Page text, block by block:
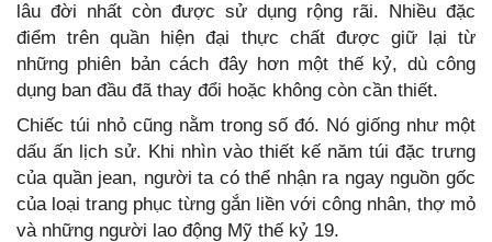
lâu đời nhất còn được sử dụng rộng rãi. Nhiều đặc
điểm trên quần hiện đại thực chất được giữ lại từ
những phiên bản cách đây hơn một thế kỷ, dù công
dụng ban đầu đã thay đổi hoặc không còn cần thiết.
Chiếc túi nhỏ cũng nằm trong số đó. Nó giống như một
dấu ấn lịch sử. Khi nhìn vào thiết kế năm túi đặc trưng
của quần jean, người ta có thể nhận ra ngay nguồn gốc
của loại trang phục từng gắn liền với công nhân, thợ mỏ
và những người lao động Mỹ thế kỷ 19.